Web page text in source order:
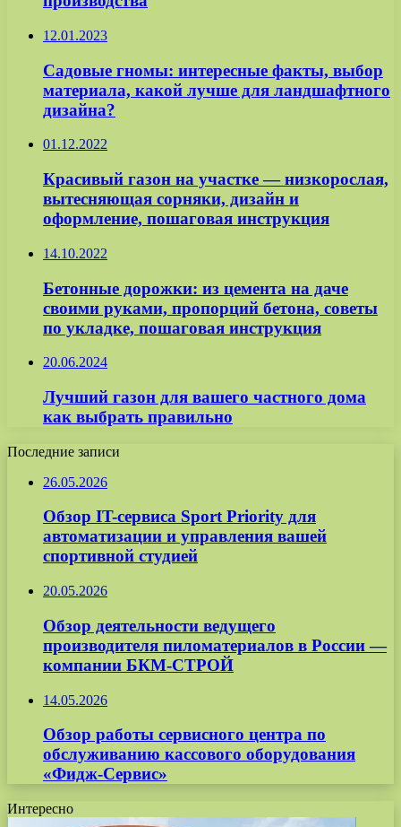
12.01.2023
Садовые гномы: интересные факты, выбор
материала, какой лучше для ландшафтного
дизайна?
01.12.2022
Красивый газон на участке — низкорослая,
вытесняющая сорняки, дизайн и
оформление, пошаговая инструкция
14.10.2022
Бетонные дорожки: из цемента на даче
своими руками, пропорций бетона, советы
по укладке, пошаговая инструкция
20.06.2024
Лучший газон для вашего частного дома
как выбрать правильно
Последние записи
26.05.2026
Обзор IT-сервиса Sport Priority для
автоматизации и управления вашей
спортивной студией
20.05.2026
Обзор деятельности ведущего
производителя пиломатериалов в России —
компании БКМ-СТРОЙ
14.05.2026
Обзор работы сервисного центра по
обслуживанию кассового оборудования
«Фидж-Сервис»
Интересно